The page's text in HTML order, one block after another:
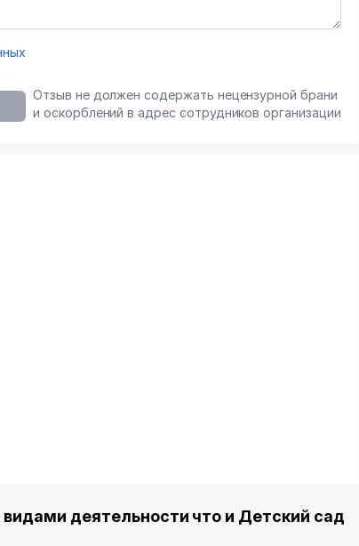
Отзыв не должен содержать нецензурной брани
и оскорблений в адрес сотрудников организации
деятельности что и Детский сад